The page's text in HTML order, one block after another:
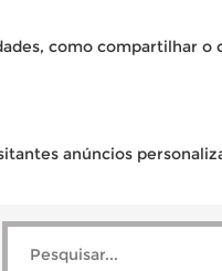
como compartilhar
anúncios